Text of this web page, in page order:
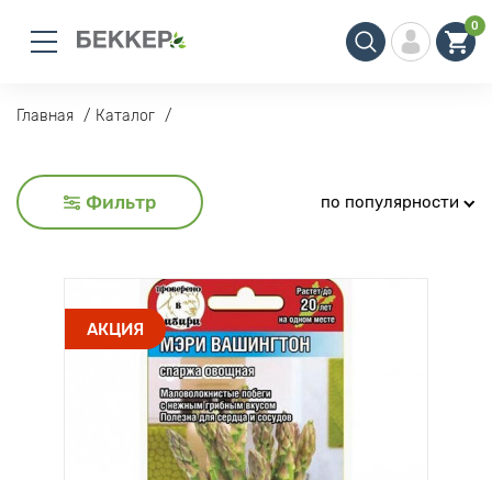
0
Главная Каталог
Фильтр по популярности
АКЦИЯ